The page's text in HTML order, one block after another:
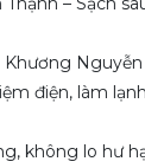
điện, làm
không lo hư